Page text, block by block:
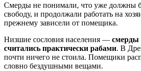
Смерды не понимали, что уже должны
свободу, и продолжали работать на
прежнему зависели от помещика.
Низшие сословия населения —
считались практически рабами. В
почти ничего не стоила. Помещики
словно бездушными вещами.